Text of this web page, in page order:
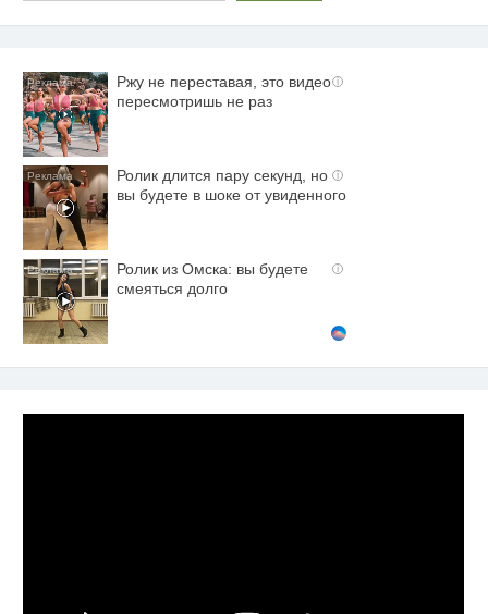
i
Ржу не переставая, это видео
пересмотришь не раз
i
Ролик длится пару секунд, но
вы будете в шоке от увиденного
i
Ролик из Омска: вы будете
смеяться долго